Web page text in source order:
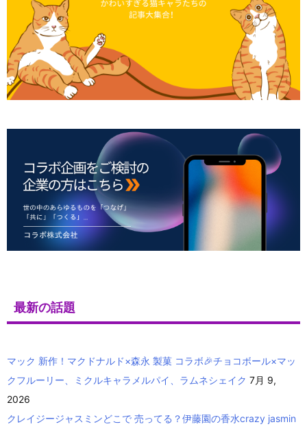
最新の話題
マック 新作！マクドナルド×森永 製菓 コラボ🎉チョコボール×マッ
クフルーリー、ミクルキャラメルパイ、ラムネシェイク 7月 9,
2026
クレイジージャスミンどこで 売ってる？伊藤園の香水crazy jasmin